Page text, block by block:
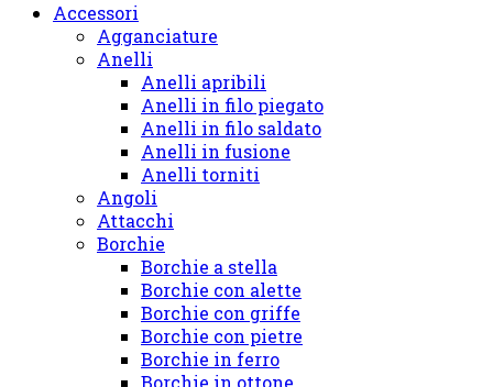
Accessori
Agganciature
Anelli
Anelli apribili
Anelli in filo piegato
Anelli in filo saldato
Anelli in fusione
Anelli torniti
Angoli
Attacchi
Borchie
Borchie a stella
Borchie con alette
Borchie con griffe
Borchie con pietre
Borchie in ferro
Borchie in ottone